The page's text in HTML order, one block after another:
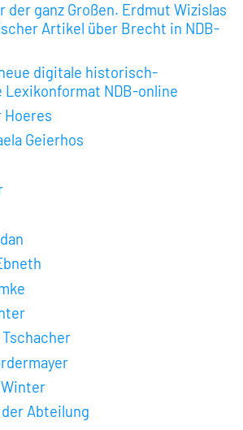
der ganz Großen. Erdmut Wizislas
Artikel über Brecht in NDB-
digitale historisch-
Lexikonformat NDB-online
Hoeres
Geierhos
Tschacher
Winter
Abteilung